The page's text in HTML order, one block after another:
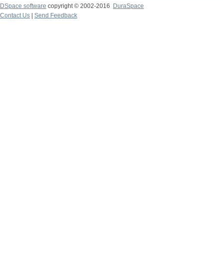
DSpace software copyright © 2002-2016
DuraSpace
Contact Us
Send Feedback